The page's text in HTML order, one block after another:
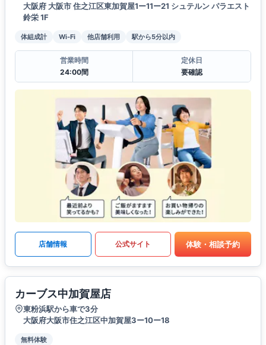
大阪府 大阪市 住之江区東加賀屋1ー11ー21 シュテルン パラエスト
鈴栄 1F
体組成計 Wi-Fi 他店舗利用 駅から5分以内
営業時間
24:00間
定休日
要確認
店舗情報 公式サイト 体験・相談予約
カーブス中加賀屋店
東粉浜駅から車で3分
大阪府大阪市住之江区中加賀屋3ー10ー18
無料体験